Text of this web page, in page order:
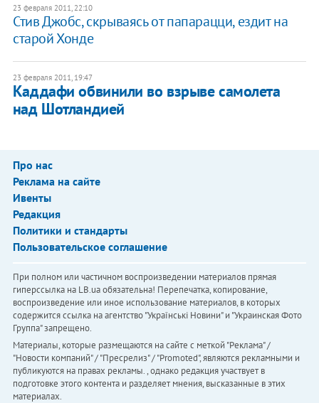
23 февраля 2011, 22:10
Стив Джобс, скрываясь от папарацци, ездит на
старой Хонде
23 февраля 2011, 19:47
Каддафи обвинили во взрыве самолета
над Шотландией
Про нас
Реклама на сайте
Ивенты
Редакция
Политики и стандарты
Пользовательское соглашение
При полном или частичном воспроизведении материалов прямая
гиперссылка на LB.ua обязательна! Перепечатка, копирование,
воспроизведение или иное использование материалов, в которых
содержится ссылка на агентство "Українськi Новини" и "Украинская Фото
Группа" запрещено.
Материалы, которые размещаются на сайте с меткой "Реклама" /
"Новости компаний" / "Пресрелиз" / "Promoted", являются рекламными и
публикуются на правах рекламы. , однако редакция участвует в
подготовке этого контента и разделяет мнения, высказанные в этих
материалах.